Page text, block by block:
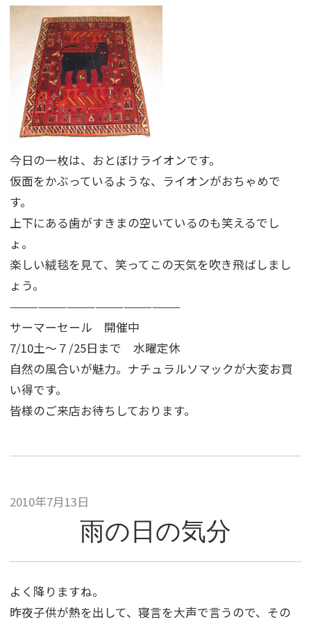
今日の一枚は、おとぼけライオンです。
仮面をかぶっているような、ライオンがおちゃめで
す。
上下にある歯がすきまの空いているのも笑えるでし
ょ。
楽しい絨毯を見て、笑ってこの天気を吹き飛ばしまし
ょう。
——————————————————
サーマーセール 開催中
7/10土〜７/25日まで 水曜定休
自然の風合いが魅力。ナチュラルソマックが大変お買
い得です。
皆様のご来店お待ちしております。
2010年7月13日
雨の日の気分
よく降りますね。
昨夜子供が熱を出して、寝言を大声で言うので、その